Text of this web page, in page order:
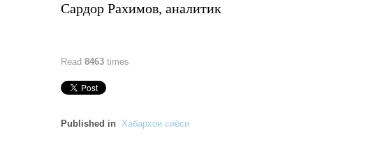
Сардор Рахимов, аналитик
Read 8463 times
Published in Хабархои сиёси